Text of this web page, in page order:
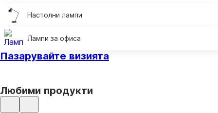
Настолни лампи
Лампи за офиса
Пазарувайте визията
Любими продукти